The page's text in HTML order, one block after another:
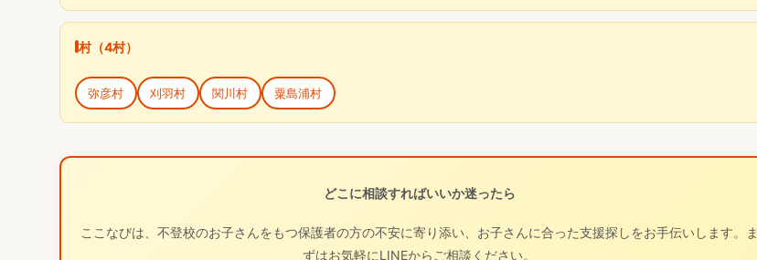
村（4村）
弥彦村 刈羽村 関川村 粟島浦村
どこに相談すればいいか迷ったら
ここなびは、不登校のお子さんをもつ保護者の方の不安に寄り添い、お子さんに合った支援探しをお手伝いします。ま
ずはお気軽にLINEからご相談ください。